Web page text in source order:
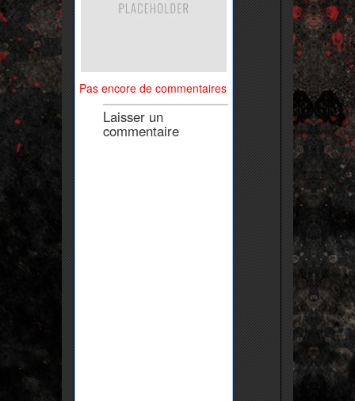
Pas encore de commentaires
Laisser un
commentaire